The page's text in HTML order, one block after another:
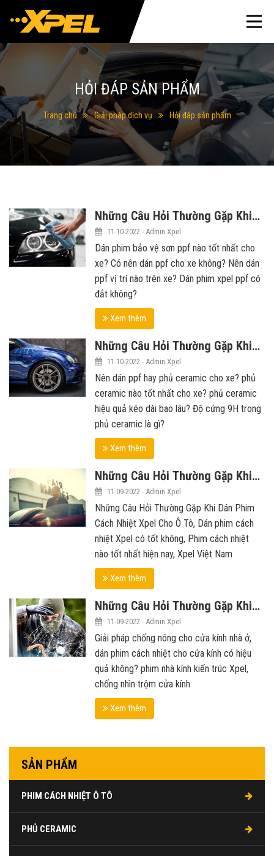
HỎI ĐÁP SẢN PHẨM
Trang chủ Giải pháp dịch vụ Hỏi đáp sản phẩm
Những Câu Hỏi Thường Gặp Khi
Dán Phim Bảo Vệ Sơn PPF Xpel
Cho Ô Tô?
11-10-2022 - Admin Xpel
Dán phim bảo vệ sơn ppf nào tốt nhất cho
xe? Có nên dán ppf cho xe không? Nên dán
ppf vị trí nào trên xe? Dán phim xpel ppf có
đắt không?
Xem thêm
Những Câu Hỏi Thường Gặp Khi
Phủ Ceramic Xpel Cho Xe Ô Tô
11-10-2022 - Admin Xpel
Nên dán ppf hay phủ ceramic cho xe? phủ
ceramic nào tốt nhất cho xe? phủ ceramic
hiệu quả kéo dài bao lâu? Độ cứng 9H trong
phủ ceramic là gì?
Xem thêm
Những Câu Hỏi Thường Gặp Khi
Dán Phim Cách Nhiệt Xpel Cho Ô
Tô
11-09-2022 - Admin Xpel
Những Câu Hỏi Thường Gặp Khi Dán Phim
Cách Nhiệt Xpel Cho Ô Tô, Dán phim cách
nhiệt Xpel có tốt không, Phim cách nhiệt
nào tốt nhất hiện nay, Xpel Việt Nam
Xem thêm
Những Câu Hỏi Thường Gặp Khi
Dán Phim Nhà Kính, Kiến Trúc
Xpel
11-09-2022 - Admin Xpel
Giải pháp chống nóng cho cửa kính nhà ở,
dán phim cách nhiệt cho cửa kính có hiệu
quả không? phim nhà kính kiến trúc Xpel,
chống nhìn trộm cửa kính
Xem thêm
SẢN PHẨM
PHIM CÁCH NHIỆT Ô TÔ
PHỦ CERAMIC